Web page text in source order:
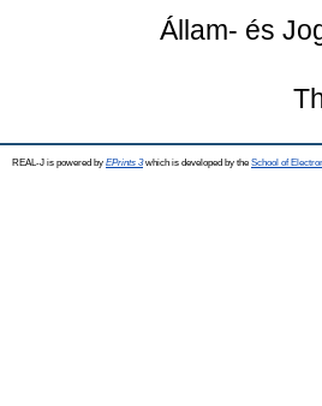
Állam- és
REAL-J is powered by EPrints 3which is developed by the School of